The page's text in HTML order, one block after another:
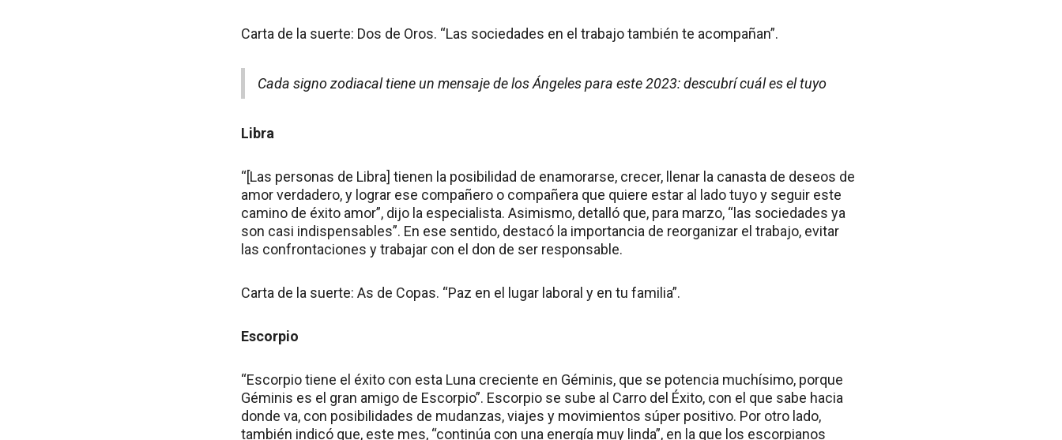
Carta de la suerte: Dos de Oros. “Las sociedades en el trabajo también te acompañan”.
Cada signo zodiacal tiene un mensaje de los Ángeles para este 2023: descubrí cuál es el tuyo
Libra
“[Las personas de Libra] tienen la posibilidad de enamorarse, crecer, llenar la canasta de deseos de
amor verdadero, y lograr ese compañero o compañera que quiere estar al lado tuyo y seguir este
camino de éxito amor”, dijo la especialista. Asimismo, detalló que, para marzo, “las sociedades ya
son casi indispensables”. En ese sentido, destacó la importancia de reorganizar el trabajo, evitar
las confrontaciones y trabajar con el don de ser responsable.
Carta de la suerte: As de Copas. “Paz en el lugar laboral y en tu familia”.
Escorpio
“Escorpio tiene el éxito con esta Luna creciente en Géminis, que se potencia muchísimo, porque
Géminis es el gran amigo de Escorpio”. Escorpio se sube al Carro del Éxito, con el que sabe hacia
donde va, con posibilidades de mudanzas, viajes y movimientos súper positivo. Por otro lado,
también indicó que, este mes, “continúa con una energía muy linda”, en la que los escorpianos